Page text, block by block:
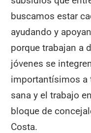
buscamos estar
ayudando y
porque trabajan a
jóvenes se
importantísimos a
sana y el trabajo
bloque de
Costa.